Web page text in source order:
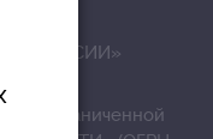
РОССИИ»
с ограниченной